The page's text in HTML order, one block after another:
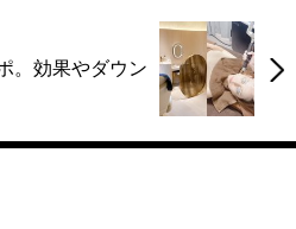
。効果やダウン